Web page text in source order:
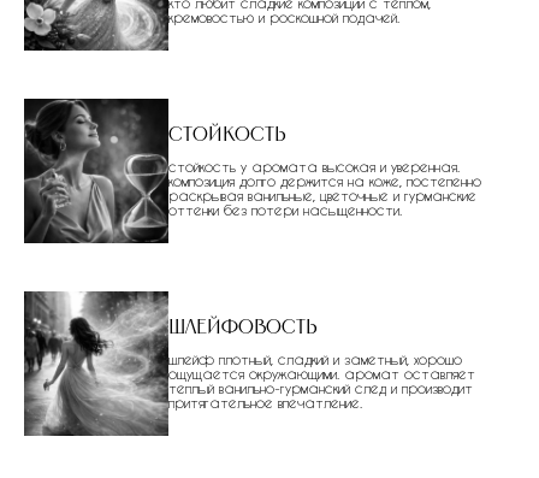
кремовостью и роскошной подачей.
Стойкость
стойкость у аромата высокая и уверенная.
композиция долго держится на коже, постепенно
раскрывая ванильные, цветочные и гурманские
оттенки без потери насыщенности.
Шлейфовость
шлейф плотный, сладкий и заметный, хорошо
ощущается окружающими. аромат оставляет
теплый ванильно-гурманский след и производит
притягательное впечатление.